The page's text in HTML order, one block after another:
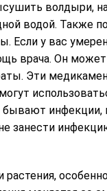
волдыри,
водой. Также
Если у вас
врача. Он может
Эти
инфекции,
занести
растения,